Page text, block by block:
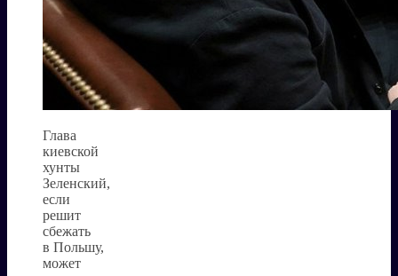
Глава
киевской
хунты
Зеленский,
если
решит
сбежать
в Польшу,
может